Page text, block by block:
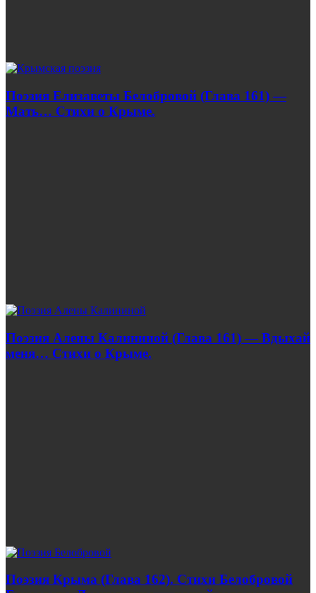
Поэзия Елизаветы Белобровой (Глава 161) —
Мать… Стихи о Крыме.
Поэзия Алены Калининой (Глава 161) — Вдыхай
меня… Стихи о Крыме.
Поэзия Крыма (Глава 162). Стихи Белобровой